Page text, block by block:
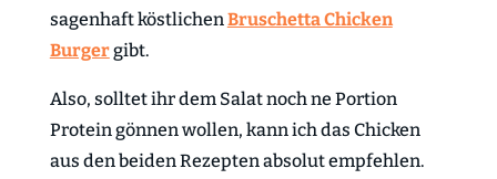
sagenhaft köstlichen Bruschetta Chicken
Burgergibt.
Also, solltet ihr dem Salat noch ne Portion
Protein gönnen wollen, kann ich das Chicken
aus den beiden Rezepten absolut empfehlen.